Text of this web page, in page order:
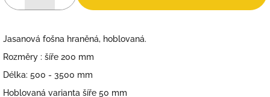
Jasanová fošna hraněná, hoblovaná.
Rozměry : šíře 200 mm
Délka: 500 - 3500 mm
Hoblovaná varianta šíře 50 mm